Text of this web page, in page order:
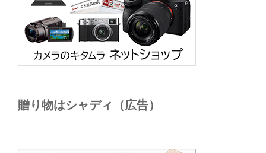
贈り物はシャディ（広告）